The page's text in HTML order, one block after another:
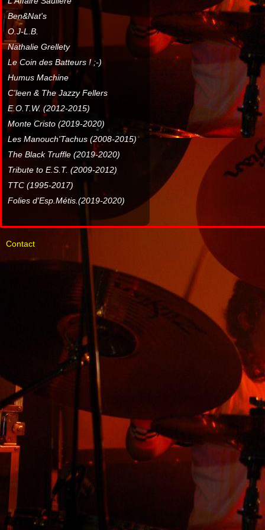
Ben&Nat's
O.J-L.B.
Nathalie Grellety
Le Coin des Batteurs ! ;-)
Humus Machine
C'leen & The Jazzy Fellers
E.O.T.W. (2012-2015)
Monte Cristo (2019-2020)
Les Manouch'Tachus (2008-2015)
The Black Truffle (2019-2020)
Tribute to E.S.T. (2009-2012)
TTC (1995-2017)
Folies d'Esp.Métis.(2019-2020)
Contact